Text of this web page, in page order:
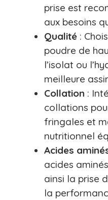
prise est
aux besoins
Qualité :
poudre de
l’isolat ou
meilleure
Collation :
collations
fringales et
nutritionnel
Acides
acides
ainsi la prise
la